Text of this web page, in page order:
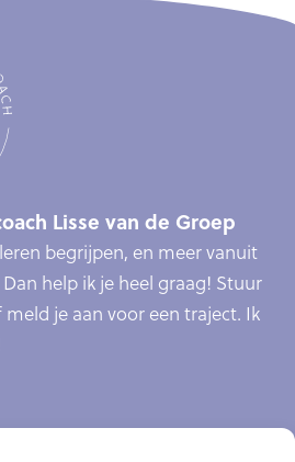
Lisse van de Groep
begrijpen, en meer vanuit
help ik je heel graag! Stuur
je aan voor een traject. Ik